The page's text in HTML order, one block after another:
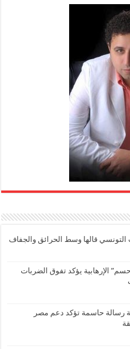
قالها وسط الحرائق والجفاف
الإرهابية يؤكد تفوق الضربات
رسالة حاسمة تؤكد دعم مصر